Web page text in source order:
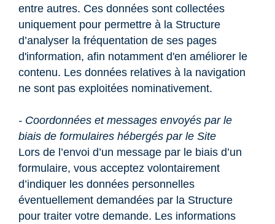
entre autres. Ces données sont collectées
uniquement pour permettre à la Structure
d’analyser la fréquentation de ses pages
d'information, afin notamment d'en améliorer le
contenu. Les données relatives à la navigation
ne sont pas exploitées nominativement.
- Coordonnées et messages envoyés par le
biais de formulaires hébergés par le Site
Lors de l’envoi d’un message par le biais d’un
formulaire, vous acceptez volontairement
d’indiquer les données personnelles
éventuellement demandées par la Structure
pour traiter votre demande. Les informations